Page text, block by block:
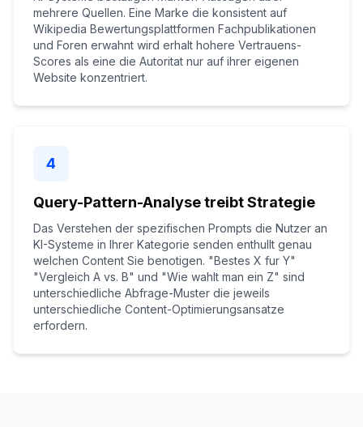
mehrere Quellen. Eine Marke die konsistent auf
Wikipedia Bewertungsplattformen Fachpublikationen
und Foren erwahnt wird erhalt hohere Vertrauens-
Scores als eine die Autoritat nur auf ihrer eigenen
Website konzentriert.
4
Query-Pattern-Analyse treibt Strategie
Das Verstehen der spezifischen Prompts die Nutzer an
KI-Systeme in Ihrer Kategorie senden enthullt genau
welchen Content Sie benotigen. "Bestes X fur Y"
"Vergleich A vs. B" und "Wie wahlt man ein Z" sind
unterschiedliche Abfrage-Muster die jeweils
unterschiedliche Content-Optimierungsansatze
erfordern.